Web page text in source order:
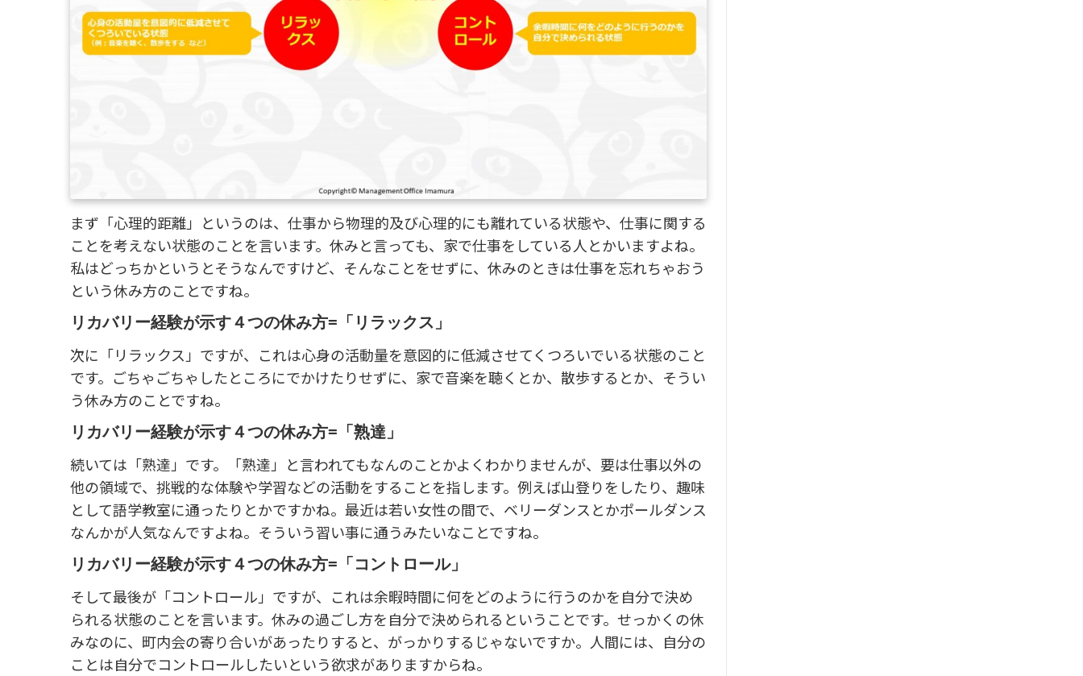
まず「心理的距離」というのは、仕事から物理的及び心理的にも離れている状態や、仕事に関する
ことを考えない状態のことを言います。休みと言っても、家で仕事をしている人とかいますよね。
私はどっちかというとそうなんですけど、そんなことをせずに、休みのときは仕事を忘れちゃおう
という休み方のことですね。
リカバリー経験が示す４つの休み方=「リラックス」
次に「リラックス」ですが、これは心身の活動量を意図的に低減させてくつろいでいる状態のこと
です。ごちゃごちゃしたところにでかけたりせずに、家で音楽を聴くとか、散歩するとか、そうい
う休み方のことですね。
リカバリー経験が示す４つの休み方=「熟達」
続いては「熟達」です。「熟達」と言われてもなんのことかよくわかりませんが、要は仕事以外の
他の領域で、挑戦的な体験や学習などの活動をすることを指します。例えば山登りをしたり、趣味
として語学教室に通ったりとかですかね。最近は若い女性の間で、ベリーダンスとかポールダンス
なんかが人気なんですよね。そういう習い事に通うみたいなことですね。
リカバリー経験が示す４つの休み方=「コントロール」
そして最後が「コントロール」ですが、これは余暇時間に何をどのように行うのかを自分で決め
られる状態のことを言います。休みの過ごし方を自分で決められるということです。せっかくの休
みなのに、町内会の寄り合いがあったりすると、がっかりするじゃないですか。人間には、自分の
ことは自分でコントロールしたいという欲求がありますからね。